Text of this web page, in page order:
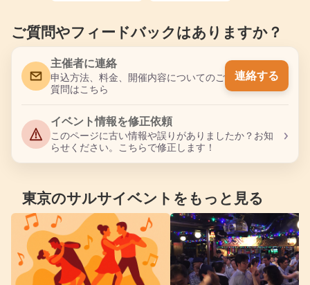
ご質問やフィードバックはありますか？
主催者に連絡
申込方法、料金、開催内容についてのご
質問はこちら
連絡する
イベント情報を修正依頼
このページに古い情報や誤りがありましたか？お知
らせください。こちらで修正します！
›
東京のサルサイベントをもっと見る